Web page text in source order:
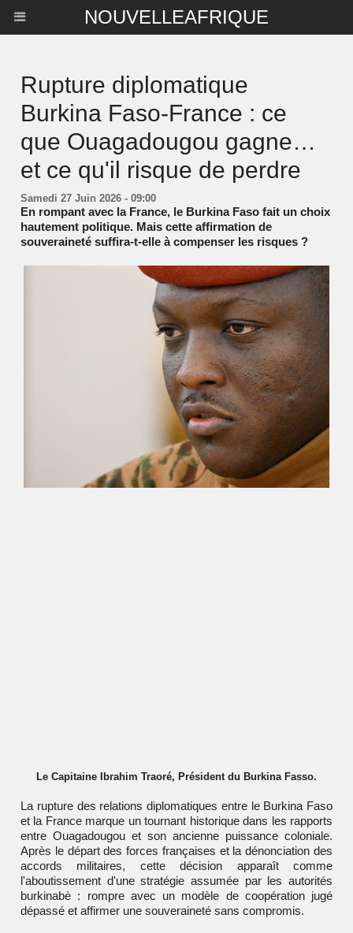
NOUVELLEAFRIQUE
Rupture diplomatique
Burkina Faso-France : ce
que Ouagadougou gagne…
et ce qu'il risque de perdre
Samedi 27 Juin 2026 - 09:00
En rompant avec la France, le Burkina Faso fait un choix
hautement politique. Mais cette affirmation de
souveraineté suffira-t-elle à compenser les risques ?
Le Capitaine Ibrahim Traoré, Président du Burkina Fasso.
La rupture des relations diplomatiques entre le Burkina Faso
et la France marque un tournant historique dans les rapports
entre Ouagadougou et son ancienne puissance coloniale.
Après le départ des forces françaises et la dénonciation des
accords militaires, cette décision apparaît comme
l'aboutissement d'une stratégie assumée par les autorités
burkinabè : rompre avec un modèle de coopération jugé
dépassé et affirmer une souveraineté sans compromis.